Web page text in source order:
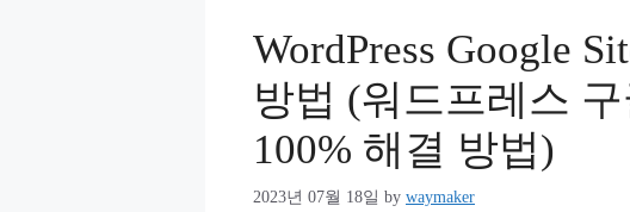
WordPress Google
방법 (워드프레스
100% 해결 방법)
2023년 07월 18일 by waymaker